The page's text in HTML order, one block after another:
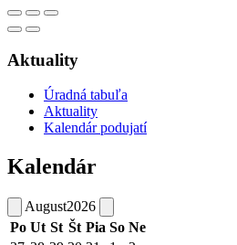
Aktuality
Úradná tabuľa
Aktuality
Kalendár podujatí
Kalendár
August2026
Po Ut St Št Pia So Ne